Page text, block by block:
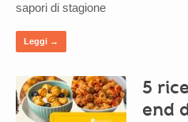
sapori di stagione
Leggi →
5
end